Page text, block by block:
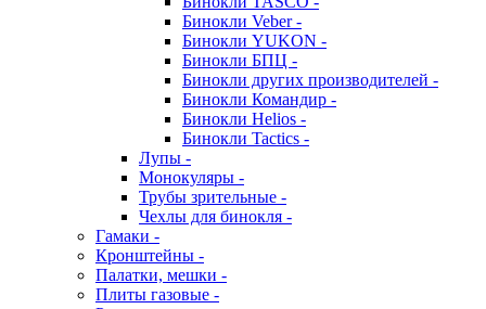
Бинокли Veber -
Бинокли YUKON -
Бинокли БПЦ -
Бинокли других производителей -
Бинокли Командир -
Бинокли Helios -
Бинокли Tactics -
Лупы -
Монокуляры -
Трубы зрительные -
Чехлы для бинокля -
Гамаки -
Кронштейны -
Палатки, мешки -
Плиты газовые -